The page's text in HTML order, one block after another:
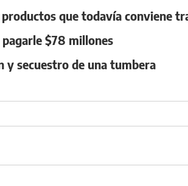
productos que todavía conviene
$78 millones
y secuestro de una tumbera